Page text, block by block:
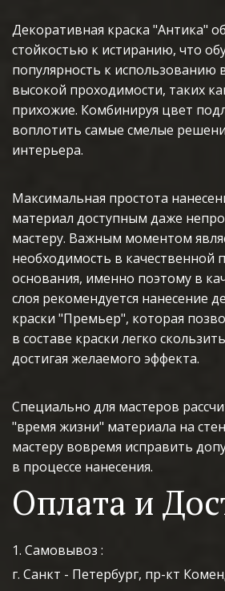
Декоративная краска "Антика"
стойкостью к истиранию, что
популярность к использованию
высокой проходимости, таких
прихожие. Комбинируя цвет
воплотить самые смелые
интерьера.
Максимальная простота
материал доступным даже
мастеру. Важным моментом
необходимость в качественной
основания, именно поэтому в
слоя рекомендуется нанесение
краски "Премьер", которая
в составе краски легко
достигая желаемого эффекта.
Специально для мастеров
"время жизни" материала на
мастеру вовремя исправить
в процессе нанесения.
Оплата и
1. Самовывоз :
г. Санкт - Петербург, пр-кт